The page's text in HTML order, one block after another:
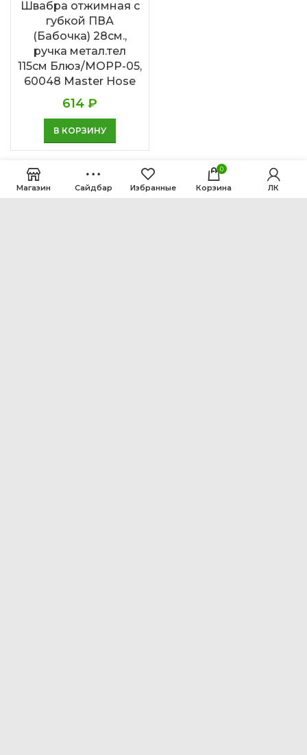
Швабра отжимная с
губкой ПВА
(Бабочка) 28см.,
ручка метал.тел
115см Блюз/МОРР-05,
60048 Master Hose
614 ₽
В КОРЗИНУ
Магазин Сайдбар Избранные
0
Корзина ЛК